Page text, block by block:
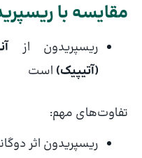
مقایسه با
ریسپریدون از
(آتیپیک) است
تفاوت‌های مهم:
ریسپریدون اثر